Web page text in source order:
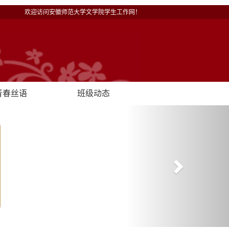
欢迎访问安徽师范大学文学院学生工作网！
春丝语 班级动态